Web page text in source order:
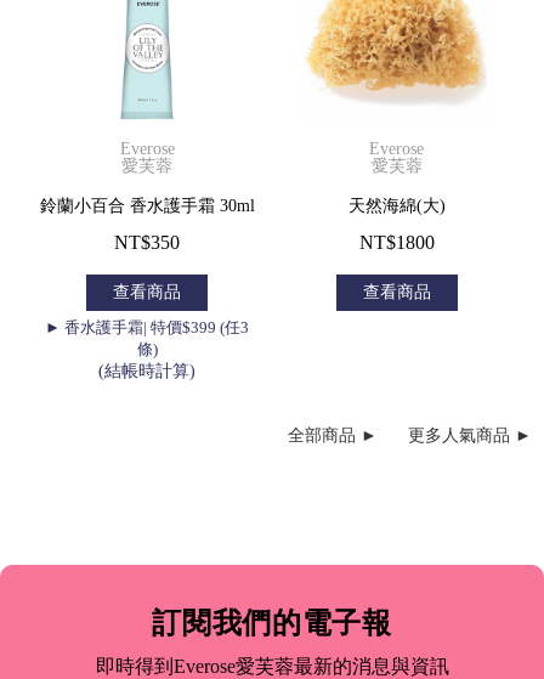
Everose
愛芙蓉
鈴蘭小百合 香水護手霜 30ml
NT$350
查看商品
► 香水護手霜| 特價$399 (任3
條)
(結帳時計算)
Everose
愛芙蓉
天然海綿(大)
NT$1800
查看商品
更多人氣商品 ►
全部商品 ►
訂閱我們的電子報
即時得到Everose愛芙蓉最新的消息與資訊